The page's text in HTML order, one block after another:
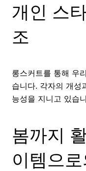
개인 스
조
롱스커트를 통해 우
습니다. 각자의 개성
능성을 지니고 있습
봄까지
이템으